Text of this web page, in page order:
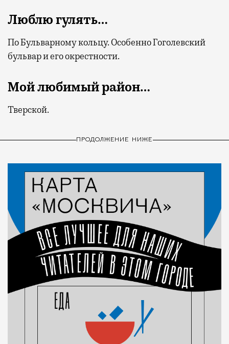
Люблю гулять…
По Бульварному кольцу. Особенно Гоголевский
бульвар и его окрестности.
Мой любимый район…
Тверской.
ПРОДОЛЖЕНИЕ НИЖЕ